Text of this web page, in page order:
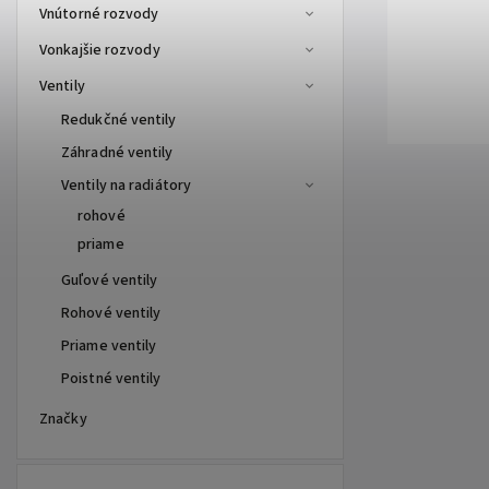
Vnútorné rozvody
Vonkajšie rozvody
Ventily
Redukčné ventily
Záhradné ventily
Ventily na radiátory
rohové
priame
Guľové ventily
Rohové ventily
Priame ventily
Poistné ventily
Značky